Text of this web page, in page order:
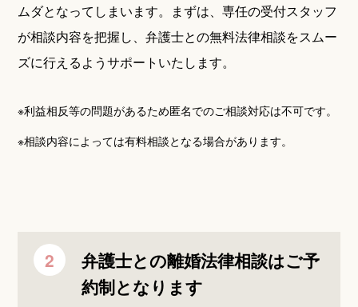
ムダとなってしまいます。
まずは、専任の受付スタッフ
が相談内容を把握し、弁護士との無料法律相談をスムー
ズに行えるようサポートいたします。
※利益相反等の問題があるため匿名でのご相談対応は不可です。
※相談内容によっては有料相談となる場合があります。
弁護士との離婚法律相談はご予
約制となります